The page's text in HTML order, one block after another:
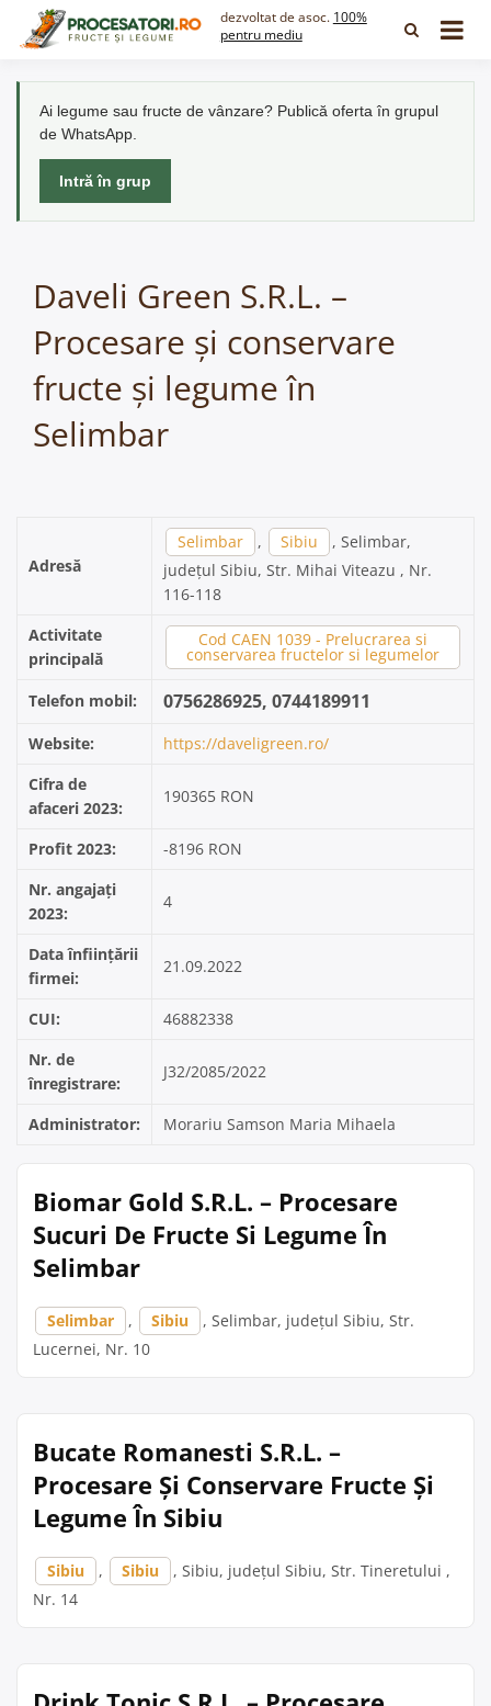
dezvoltat de asoc. 100%
pentru mediu
Ai legume sau fructe de vânzare? Publică oferta în grupul
de WhatsApp.
Intră în grup
Daveli Green S.R.L. –
Procesare și conservare
fructe și legume în
Selimbar
Adresă
Selimbar , Sibiu
, Selimbar,
județul Sibiu, Str. Mihai Viteazu , Nr.
116-118
Activitate
principală
Cod CAEN 1039 - Prelucrarea si
conservarea fructelor si legumelor
Telefon mobil: 0756286925, 0744189911
Website:
https://daveligreen.ro/
Cifra de
afaceri 2023:
190365 RON
Profit 2023:
-8196 RON
Nr. angajați
2023:
4
Data înființării
firmei:
21.09.2022
CUI:
46882338
Nr. de
înregistrare:
J32/2085/2022
Administrator: Morariu Samson Maria Mihaela
Biomar Gold S.R.L. – Procesare
Sucuri De Fructe Si Legume În
Selimbar
Selimbar , Sibiu
, Selimbar, județul Sibiu, Str.
Lucernei, Nr. 10
Bucate Romanesti S.R.L. –
Procesare Și Conservare Fructe Și
Legume În Sibiu
Sibiu , Sibiu
, Sibiu, județul Sibiu, Str. Tineretului ,
Nr. 14